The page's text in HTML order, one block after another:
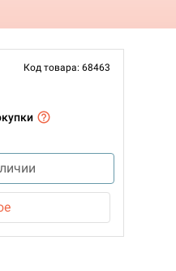
Код товара: 68463